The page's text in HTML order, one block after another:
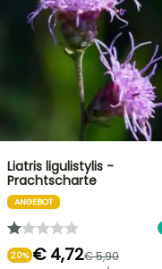
Liatris ligulistylis -
Prachtscharte
ANGEBOT
20% € 4,72€ 5,90